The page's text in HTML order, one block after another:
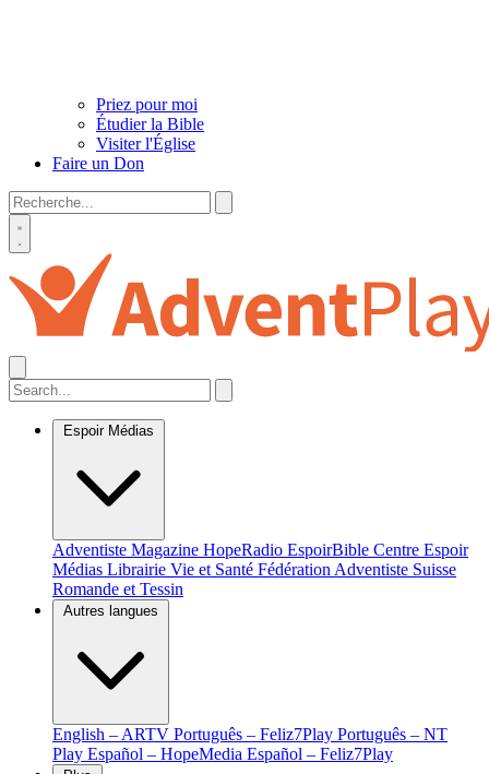
Priez pour moi
Étudier la Bible
Visiter l'Église
Faire un Don
Espoir Médias
Adventiste Magazine HopeRadio EspoirBible Centre Espoir
Médias Librairie Vie et Santé Fédération Adventiste Suisse
Romande et Tessin
Autres langues
English – ARTV Português – Feliz7Play Português – NT
Play Español – HopeMedia Español – Feliz7Play